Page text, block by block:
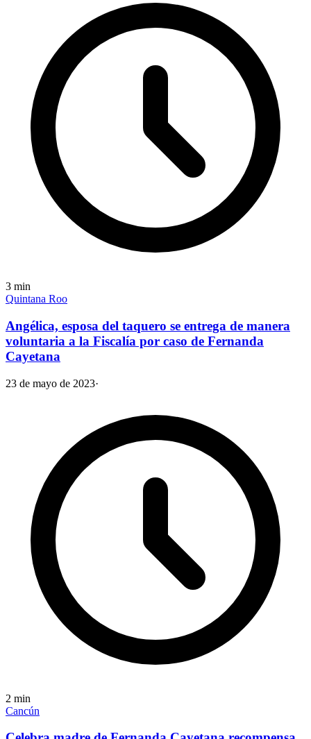
3 min
Quintana Roo
Angélica, esposa del taquero se entrega de manera
voluntaria a la Fiscalía por caso de Fernanda
Cayetana
23 de mayo de 2023·
2 min
Cancún